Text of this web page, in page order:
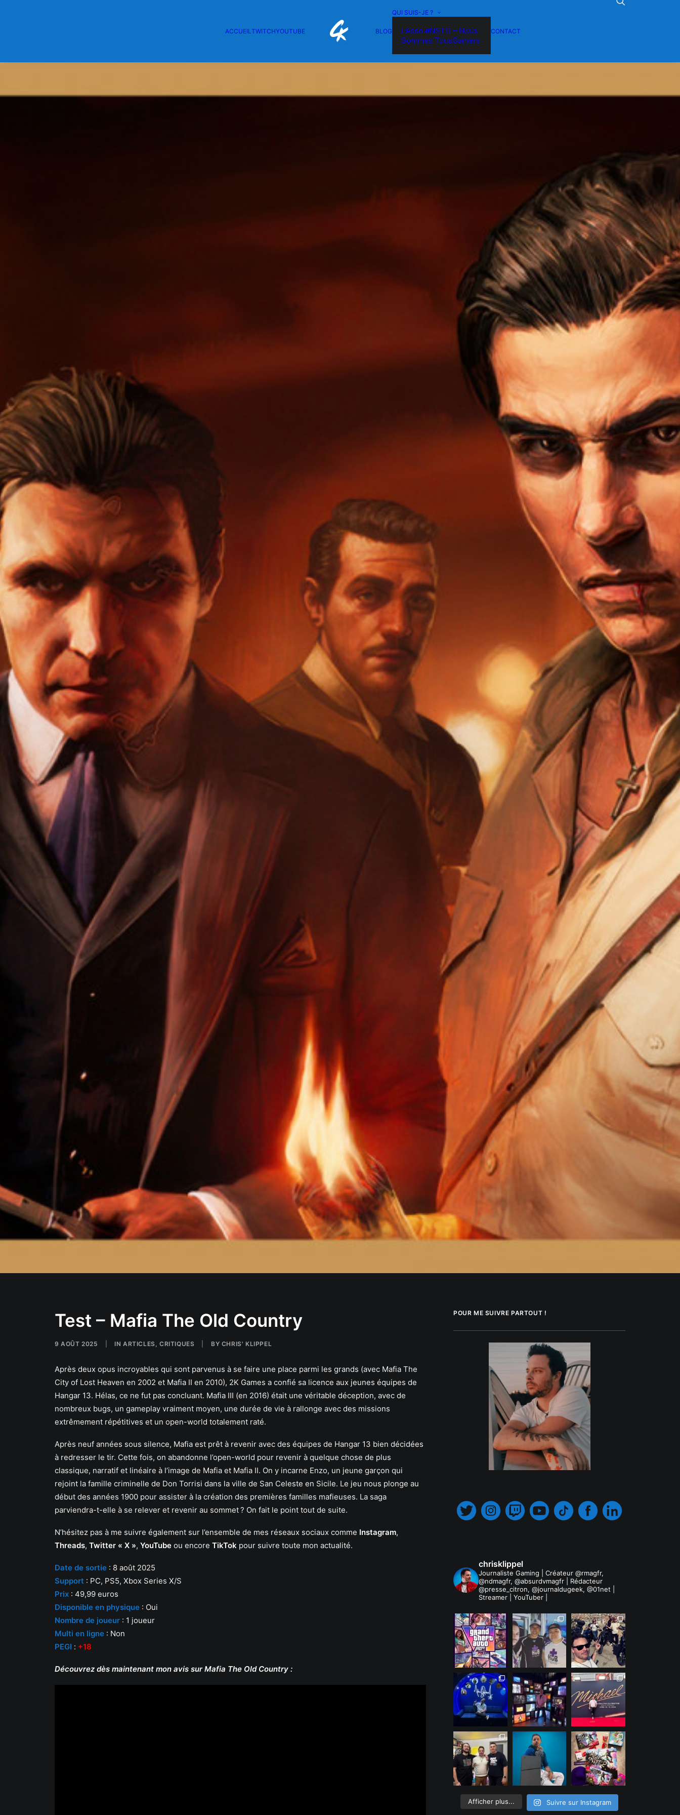
ACCUEILTWITCHYOUTUBE BLOG
QUI SUIS-JE ?
L’Asso #NSTG – Nous
Sommes TousGamers
CONTACT
Test – Mafia The Old Country
9 AOÛT 2025 INARTICLES,CRITIQUES BY CHRIS' KLIPPEL
Après deux opus incroyables qui sont parvenus à se faire une place parmi les grands (avec Mafia The
City of Lost Heaven en 2002 et Mafia II en 2010), 2K Games a confié sa licence aux jeunes équipes de
Hangar 13. Hélas, ce ne fut pas concluant. Mafia III (en 2016) était une véritable déception, avec de
nombreux bugs, un gameplay vraiment moyen, une durée de vie à rallonge avec des missions
extrêmement répétitives et un open-world totalement raté.
Après neuf années sous silence, Mafia est prêt à revenir avec des équipes de Hangar 13 bien décidées
à redresser le tir. Cette fois, on abandonne l’open-world pour revenir à quelque chose de plus
classique, narratif et linéaire à l’image de Mafia et Mafia II. On y incarne Enzo, un jeune garçon qui
rejoint la famille criminelle de Don Torrisi dans la ville de San Celeste en Sicile. Le jeu nous plonge au
début des années 1900 pour assister à la création des premières familles mafieuses. La saga
parviendra-t-elle à se relever et revenir au sommet ? On fait le point tout de suite.
N’hésitez pas à me suivre également sur l’ensemble de mes réseaux sociaux comme Instagram,
Threads, Twitter « X », YouTube ou encore TikTok pour suivre toute mon actualité.
Date de sortie : 8 août 2025
Support : PC, PS5, Xbox Series X/S
Prix : 49,99 euros
Disponible en physique : Oui
Nombre de joueur : 1 joueur
Multi en ligne : Non
PEGI : +18
Découvrez dès maintenant mon avis sur Mafia The Old Country :
POUR ME SUIVRE PARTOUT !
chrisklippel
Journaliste Gaming | Créateur @rmagfr,
@ndmagfr, @absurdvmagfr | Rédacteur
@presse_citron, @journaldugeek, @01net |
Streamer | YouTuber |
Afficher plus... Suivre sur Instagram